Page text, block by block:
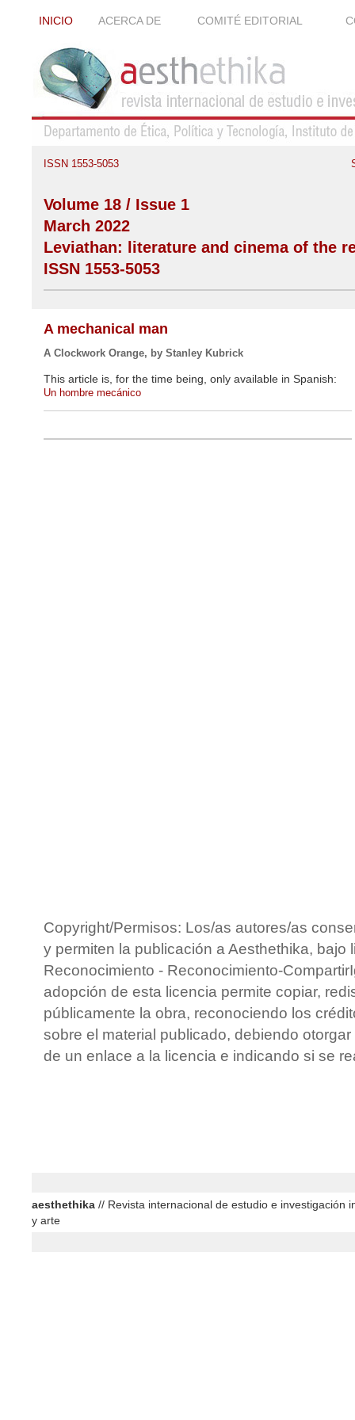
INICIO ACERCA DE COMITÉ EDITORIAL
ISSN 1553-5053
Volume 18 / Issue 1
March 2022
Leviathan: literature and cinema of the
ISSN 1553-5053
A mechanical man
A Clockwork Orange, by Stanley Kubrick
This article is, for the time being, only available in Spanish:
Un hombre mecánico
Copyright/Permisos: Los/as autores/as
y permiten la publicación a Aesthethika, bajo
Reconocimiento - Reconocimiento-
adopción de esta licencia permite copiar,
públicamente la obra, reconociendo los
sobre el material publicado, debiendo
de un enlace a la licencia e indicando si se
aesthethika // Revista internacional de estudio e investigación
y arte